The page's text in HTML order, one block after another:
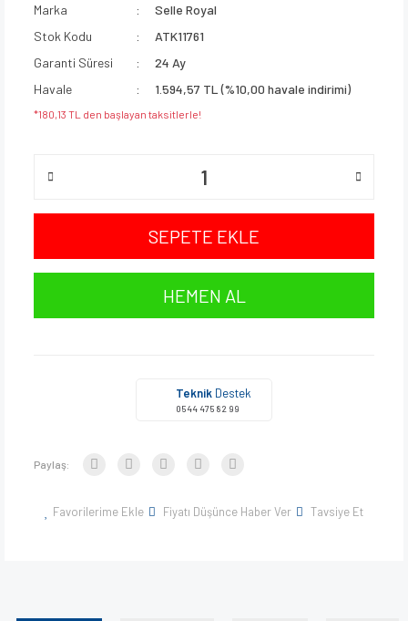
Marka
Selle Royal
Stok Kodu
ATK11761
Garanti Süresi
24 Ay
Havale
1.594,57 TL (%10,00 havale indirimi)
*180,13 TL den başlayan taksitlerle!
SEPETE EKLE
HEMEN AL
Teknik Destek
0544 475 82 99
Paylaş:
Favorilerime Ekle Fiyatı Düşünce Haber Ver Tavsiye Et